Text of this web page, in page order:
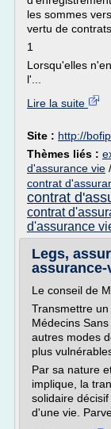
les sommes
vertu de
1
Lorsqu'elles
l'...
Lire la suite
Site : http://
Thèmes liés :
d'assurance vie /
contrat
contrat
contrat
d'assurance
Legs,
assurance-
Le conseil de
Transmettre
Médecins
autres modes
plus
Par sa nature
implique, la
solidaire
d'une vie.